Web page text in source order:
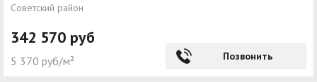
Советский район
342 570 руб
5 370 руб/м² Позвонить